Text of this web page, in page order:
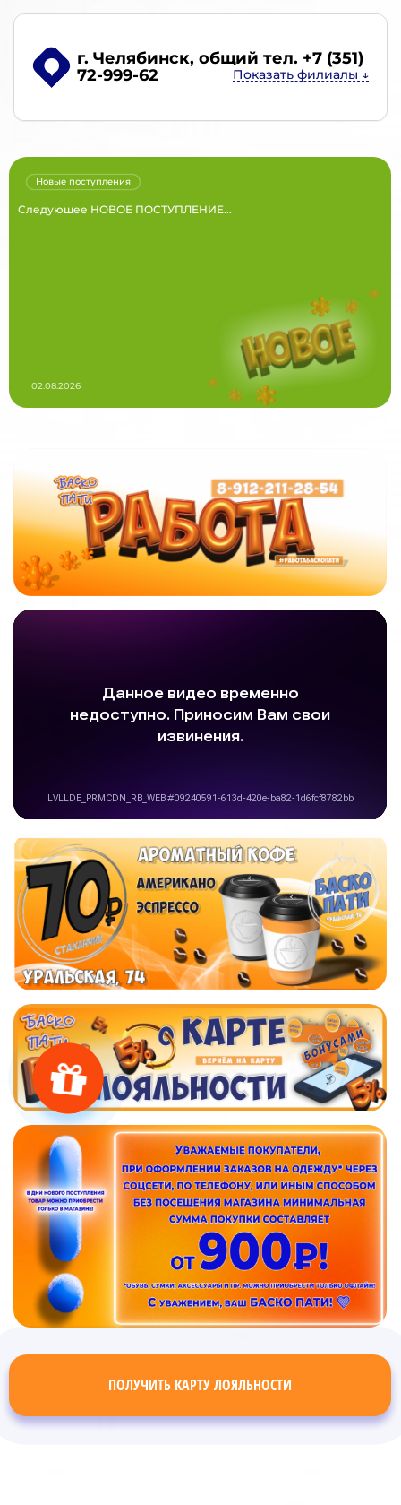
г. Челябинск, общий тел. +7 (351)
72-999-62
Следующее НОВОЕ ПОСТУПЛЕНИЕ...
Новые поступления
02.08.2026
ПОЛУЧИТЬ КАРТУ ЛОЯЛЬНОСТИ